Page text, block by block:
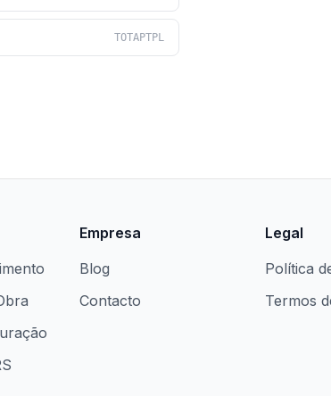
TOTAPTPL
Empresa
Blog
Contacto
Legal
Política
Termos